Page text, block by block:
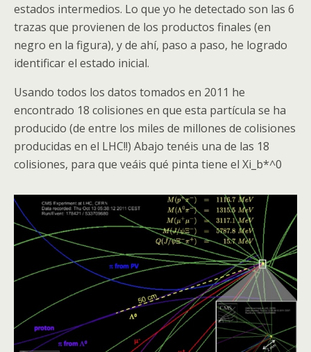
estados intermedios. Lo que yo he detectado son las 6
trazas que provienen de los productos finales (en
negro en la figura), y de ahí, paso a paso, he logrado
identificar el estado inicial.
Usando todos los datos tomados en 2011 he
encontrado 18 colisiones en que esta partícula se ha
producido (de entre los miles de millones de colisiones
producidas en el LHC!!) Abajo tenéis una de las 18
colisiones, para que veáis qué pinta tiene el Xi_b*^0